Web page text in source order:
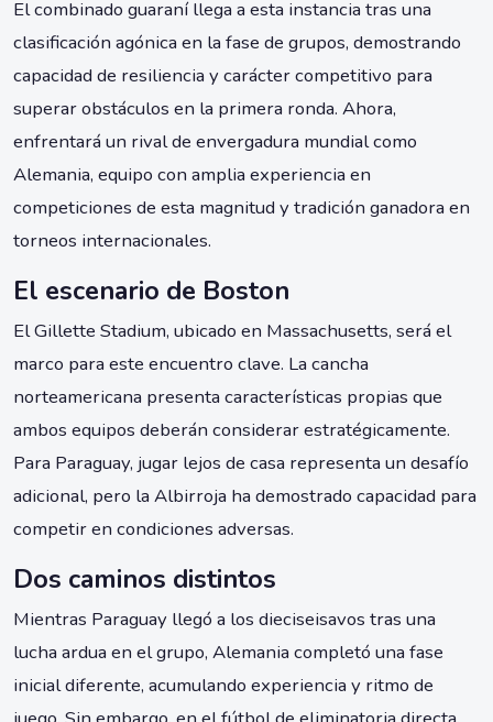
El combinado guaraní llega a esta instancia tras una
clasificación agónica en la fase de grupos, demostrando
capacidad de resiliencia y carácter competitivo para
superar obstáculos en la primera ronda. Ahora,
enfrentará un rival de envergadura mundial como
Alemania, equipo con amplia experiencia en
competiciones de esta magnitud y tradición ganadora en
torneos internacionales.
El escenario de Boston
El Gillette Stadium, ubicado en Massachusetts, será el
marco para este encuentro clave. La cancha
norteamericana presenta características propias que
ambos equipos deberán considerar estratégicamente.
Para Paraguay, jugar lejos de casa representa un desafío
adicional, pero la Albirroja ha demostrado capacidad para
competir en condiciones adversas.
Dos caminos distintos
Mientras Paraguay llegó a los dieciseisavos tras una
lucha ardua en el grupo, Alemania completó una fase
inicial diferente, acumulando experiencia y ritmo de